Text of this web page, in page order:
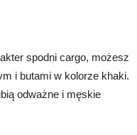
spodni cargo, możesz
i butami w kolorze khaki.
odważne i męskie